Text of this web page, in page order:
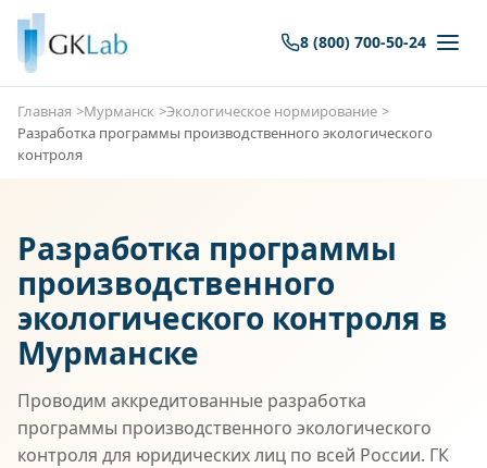
8 (800) 700-50-24
Главная Мурманск
Экологическое нормирование
Разработка программы производственного экологического
контроля
Разработка программы
производственного
экологического контроля в
Мурманске
Проводим аккредитованные разработка
программы производственного экологического
контроля для юридических лиц по всей России. ГК